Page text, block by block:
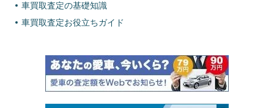
車買取査定の基礎知識
車買取査定お役立ちガイド